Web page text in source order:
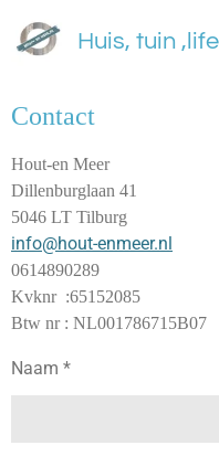
Ga
direct
de
hoofdinhoud
Huis, tuin
Contact
Hout-en Meer
Dillenburglaan 41
5046 LT Tilburg
info@hout-enmeer.nl
0614890289
Kvknr :65152085
Btw nr : NL001786715B07
Naam *